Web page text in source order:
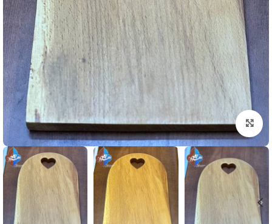
بزرگنمایی تصویر